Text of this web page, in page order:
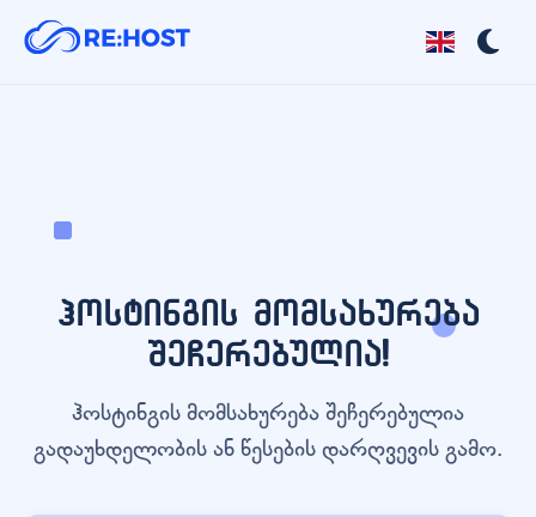
ჰოსტინგის მომსახურება
შეჩერებულია!
ჰოსტინგის მომსახურება შეჩერებულია
გადაუხდელობის ან წესების დარღვევის გამო.